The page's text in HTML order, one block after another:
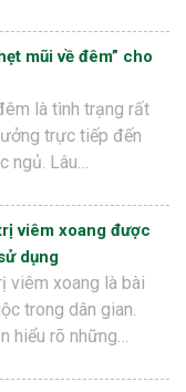
mũi về đêm” cho
là tình trạng rất
trực tiếp đến
ngủ. Lâu…
viêm xoang được
dụng
viêm xoang là bài
trong dân gian.
hiểu rõ những…